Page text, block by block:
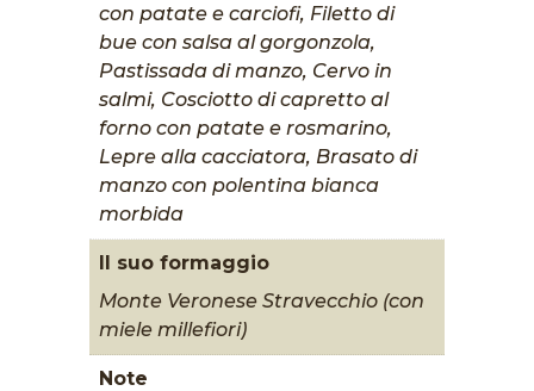
con patate e carciofi, Filetto di
bue con salsa al gorgonzola,
Pastissada di manzo, Cervo in
salmi, Cosciotto di capretto al
forno con patate e rosmarino,
Lepre alla cacciatora, Brasato di
manzo con polentina bianca
morbida
Il suo formaggio
Monte Veronese Stravecchio (con
miele millefiori)
Note